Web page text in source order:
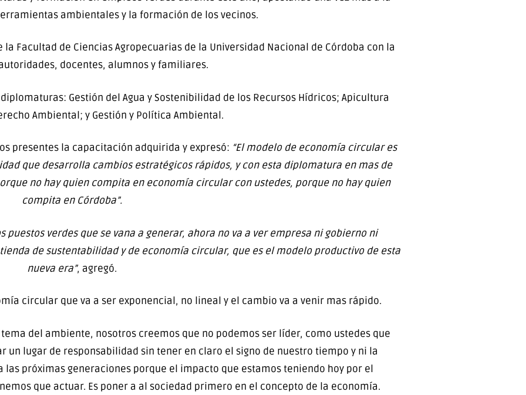
ambientales y la formación de los vecinos.
Facultad de Ciencias Agropecuarias de la Universidad Nacional de Córdoba con la
docentes, alumnos y familiares.
Gestión del Agua y Sostenibilidad de los Recursos Hídricos; Apicultura
Ambiental; y Gestión y Política Ambiental.
presentes la capacitación adquirida y expresó: “El modelo de economía circular es
que desarrolla cambios estratégicos rápidos, y con esta diplomatura en mas de
no hay quien compita en economía circular con ustedes, porque no hay quien
compita en Córdoba”.
verdes que se vana a generar, ahora no va a ver empresa ni gobierno ni
de sustentabilidad y de economía circular, que es el modelo productivo de esta
nueva era”, agregó.
circular que va a ser exponencial, no lineal y el cambio va a venir mas rápido.
del ambiente, nosotros creemos que no podemos ser líder, como ustedes que
un lugar de responsabilidad sin tener en claro el signo de nuestro tiempo y ni la
próximas generaciones porque el impacto que estamos teniendo hoy por el
que actuar. Es poner a al sociedad primero en el concepto de la economía.